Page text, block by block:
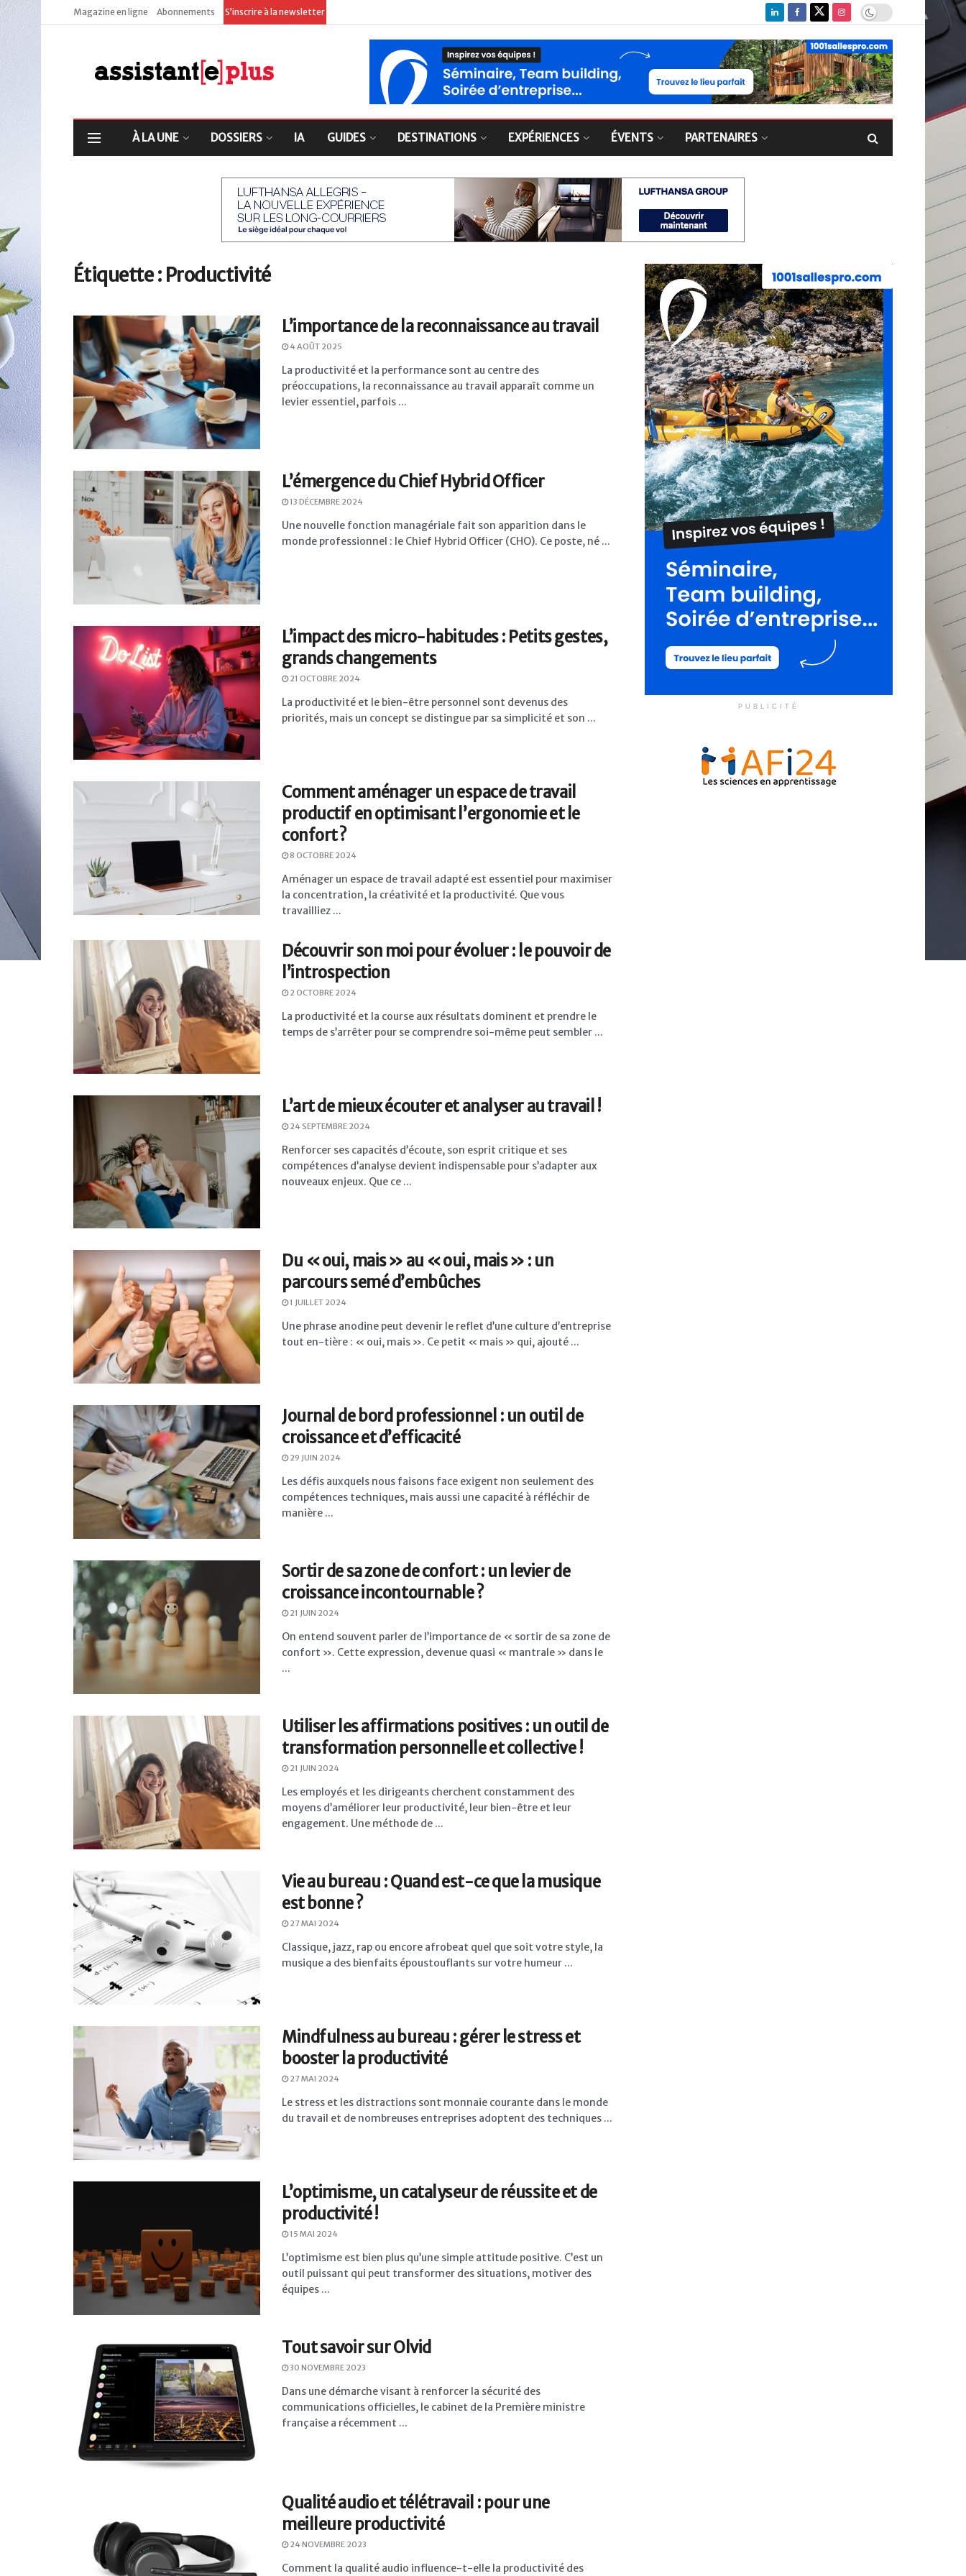
Magazine en ligne Abonnements S’inscrire à la newsletter
À LA UNE DOSSIERS IA GUIDES DESTINATIONS EXPÉRIENCES ÉVENTS PARTENAIRES
Étiquette : Productivité
L’importance de la reconnaissance au travail
4 AOÛT 2025
La productivité et la performance sont au centre des
préoccupations, la reconnaissance au travail apparaît comme un
levier essentiel, parfois ...
L’émergence du Chief Hybrid Officer
13 DÉCEMBRE 2024
Une nouvelle fonction managériale fait son apparition dans le
monde professionnel : le Chief Hybrid Officer (CHO). Ce poste, né ...
L’impact des micro-habitudes : Petits gestes,
grands changements
21 OCTOBRE 2024
La productivité et le bien-être personnel sont devenus des
priorités, mais un concept se distingue par sa simplicité et son ...
Comment aménager un espace de travail
productif en optimisant l’ergonomie et le
confort ?
8 OCTOBRE 2024
Aménager un espace de travail adapté est essentiel pour maximiser
la concentration, la créativité et la productivité. Que vous
travailliez ...
Découvrir son moi pour évoluer : le pouvoir de
l’introspection
2 OCTOBRE 2024
La productivité et la course aux résultats dominent et prendre le
temps de s’arrêter pour se comprendre soi-même peut sembler ...
L’art de mieux écouter et analyser au travail !
24 SEPTEMBRE 2024
Renforcer ses capacités d’écoute, son esprit critique et ses
compétences d’analyse devient indispensable pour s’adapter aux
nouveaux enjeux. Que ce ...
Du « oui, mais » au « oui, mais » : un
parcours semé d’embûches
1 JUILLET 2024
Une phrase anodine peut devenir le reflet d’une culture d’entreprise
tout en-tière : « oui, mais ». Ce petit « mais » qui, ajouté ...
Journal de bord professionnel : un outil de
croissance et d’efficacité
29 JUIN 2024
Les défis auxquels nous faisons face exigent non seulement des
compétences techniques, mais aussi une capacité à réfléchir de
manière ...
Sortir de sa zone de confort : un levier de
croissance incontournable ?
21 JUIN 2024
On entend souvent parler de l’importance de « sortir de sa zone de
confort ». Cette expression, devenue quasi « mantrale » dans le
...
Utiliser les affirmations positives : un outil de
transformation personnelle et collective !
21 JUIN 2024
Les employés et les dirigeants cherchent constamment des
moyens d’améliorer leur productivité, leur bien-être et leur
engagement. Une méthode de ...
Vie au bureau : Quand est-ce que la musique
est bonne ?
27 MAI 2024
Classique, jazz, rap ou encore afrobeat quel que soit votre style, la
musique a des bienfaits époustouflants sur votre humeur ...
Mindfulness au bureau : gérer le stress et
booster la productivité
27 MAI 2024
Le stress et les distractions sont monnaie courante dans le monde
du travail et de nombreuses entreprises adoptent des techniques ...
L’optimisme, un catalyseur de réussite et de
productivité !
15 MAI 2024
L’optimisme est bien plus qu’une simple attitude positive. C’est un
outil puissant qui peut transformer des situations, motiver des
équipes ...
Tout savoir sur Olvid
30 NOVEMBRE 2023
Dans une démarche visant à renforcer la sécurité des
communications officielles, le cabinet de la Première ministre
française a récemment ...
Qualité audio et télétravail : pour une
meilleure productivité
24 NOVEMBRE 2023
Comment la qualité audio influence-t-elle la productivité des
PUBLICITÉ